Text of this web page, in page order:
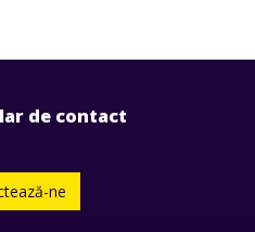
de contact
ne